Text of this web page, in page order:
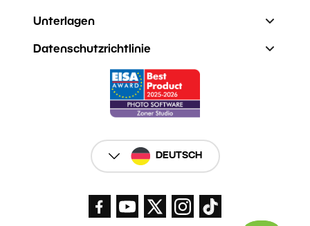
Unterlagen
Datenschutzrichtlinie
DEUTSCH